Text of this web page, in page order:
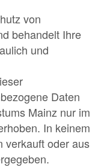
von
behandelt Ihre
und
Daten
Mainz nur im
In keinem
verkauft oder aus